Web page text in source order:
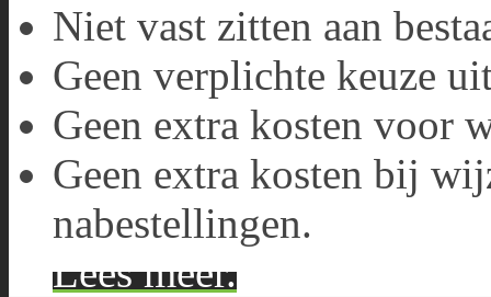
Niet vast zitten aan
Geen verplichte keuze
Geen extra kosten voor
Geen extra kosten bij
nabestellingen.
Lees meer.